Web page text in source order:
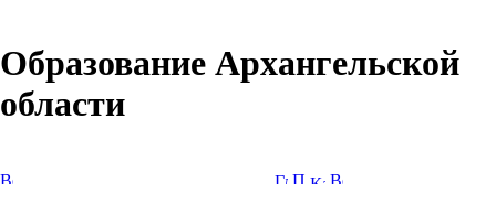
Образование Архангельской
области